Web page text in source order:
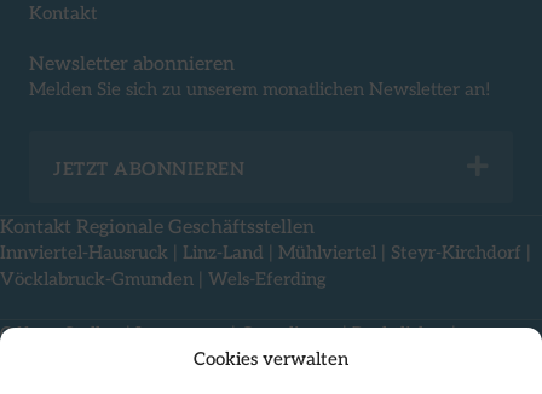
Cookies verwalten
Kontakt
Newsletter abonnieren
Melden Sie sich zu unserem monatlichen Newsletter an!
JETZT ABONNIEREN
Kontakt Regionale Geschäftsstellen
Innviertel-Hausruck Linz-Land Mühlviertel Steyr-Kirchdorf
Vöcklabruck-Gmunden
Wels-Eferding
Offene Stellen|Impressum|Compliance|Rechtliches|
Nutzungsbedingungen & Datenschutz